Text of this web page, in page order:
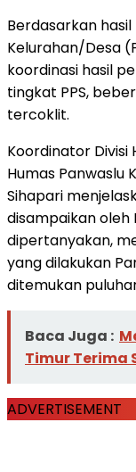
Berdasarkan
Kelurahan/Desa
koordinasi hasil
tingkat PPS,
tercoklit.
Koordinator Divisi
Humas
Sihapari
disampaikan oleh
dipertanyakan,
yang dilakukan
ditemukan
Baca Juga :
Timur Terima
ADVERTISEMENT